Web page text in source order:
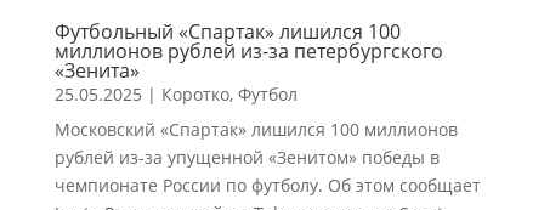
Футбольный «Спартак» лишился 100
миллионов рублей из-за петербургского
«Зенита»
25.05.2025 | Коротко, Футбол
Московский «Спартак» лишился 100 миллионов
рублей из-за упущенной «Зенитом» победы в
чемпионате России по футболу. Об этом сообщает